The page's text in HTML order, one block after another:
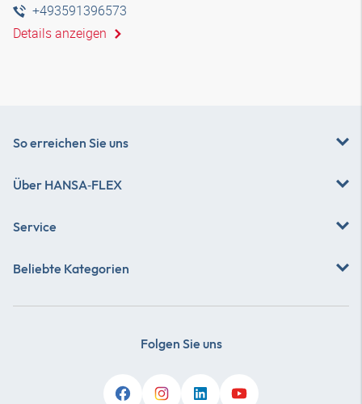
+493591396573
Details anzeigen
So erreichen Sie uns
Über HANSA‑FLEX
Service
Beliebte Kategorien
Folgen Sie uns